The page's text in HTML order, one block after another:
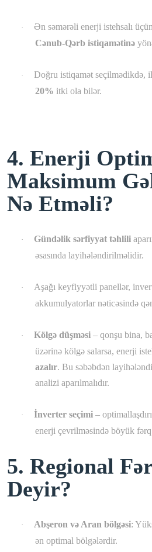
· Ən səmərəli enerji istehsalı
Cənub-Qərb istiqamətinə
· Doğru istiqamət seçilmədikdə,
20% itki ola bilər.
4. Enerji
Maksimum
Nə Etməli?
· Gündəlik sərfiyyat təhlili
əsasında layihələndirilməlidir.
·
Aşağı keyfiyyətli panellər,
akkumulyatorlar nəticəsində
· Kölgə düşməsi – qonşu bina,
üzərinə kölgə salarsa, enerji
azalır. Bu səbəbdən
analizi aparılmalıdır.
· İnverter seçimi –
enerji çevrilməsində böyük fərq
5. Regional
Deyir?
· Abşeron və Aran bölgəsi:
ən optimal bölgələrdir.